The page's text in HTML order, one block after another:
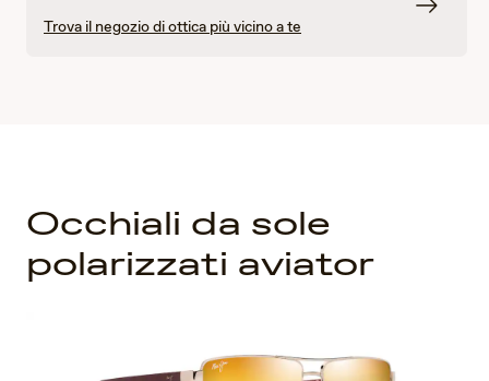
Trova il negozio di ottica più vicino a te
Occhiali da sole
polarizzati aviator